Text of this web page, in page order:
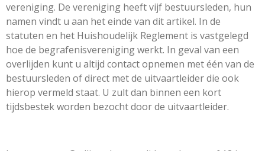
vereniging. De vereniging heeft vijf bestuursleden, hun
namen vindt u aan het einde van dit artikel. In de
statuten en het Huishoudelijk Reglement is vastgelegd
hoe de begrafenisvereniging werkt. In geval van een
overlijden kunt u altijd contact opnemen met één van de
bestuursleden of direct met de uitvaartleider die ook
hierop vermeld staat. U zult dan binnen een kort
tijdsbestek worden bezocht door de uitvaartleider.